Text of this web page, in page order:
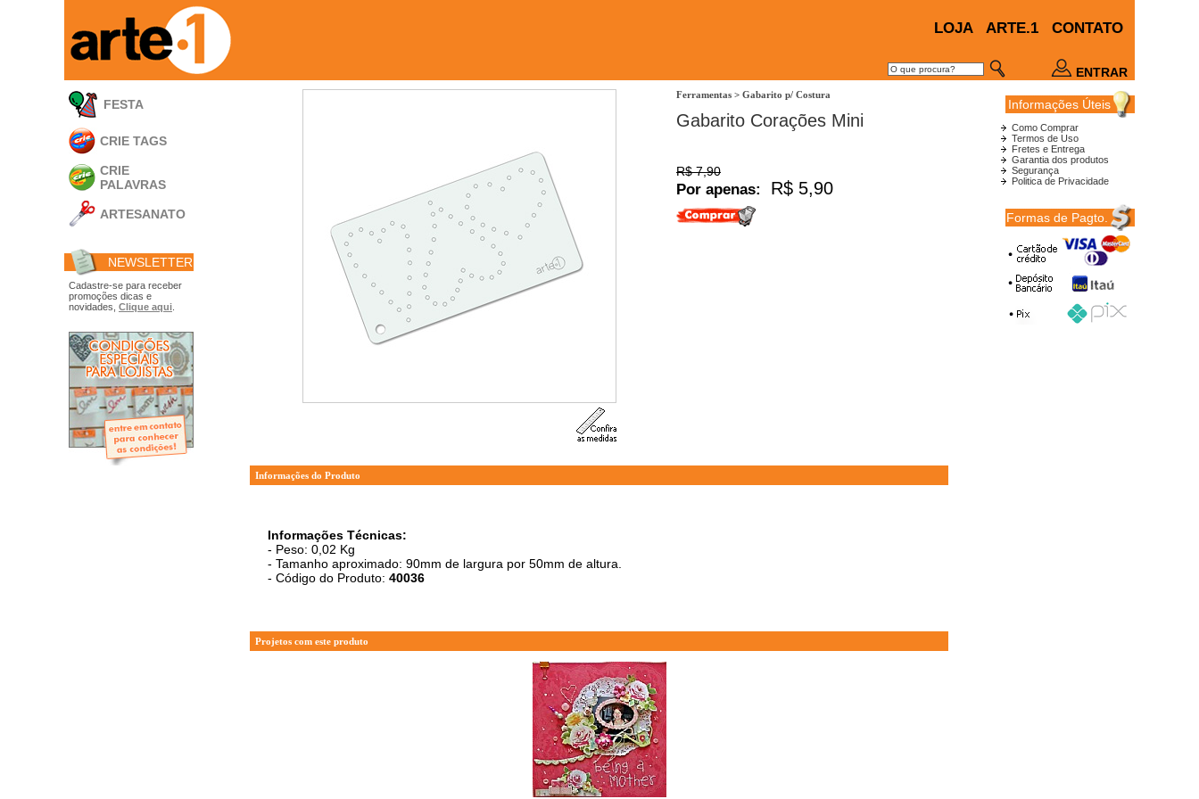
LOJA ARTE.1 CONTATO
ENTRAR
FESTA
CRIE TAGS
CRIE
PALAVRAS
ARTESANATO
Acrílico
Porta Retratos
Ferramentas
- Carimbões
- Embalagens
- Máscaras
- Espátulas
- Diversos
Álbuns
- Mini-Álbuns
- Páginas Mini
- Páginas Scrap
- Argolas
NEWSLETTER
Cadastre-se para receber
promoções dicas e
novidades, Clique aqui
Ferramentas > Gabarito p/ Costura
Gabarito Corações Mini
R$ 7,90
Por apenas: R$ 5,90
Informações do Produto
Informações Técnicas:
- Peso: 0,02 Kg
- Tamanho aproximado: 90mm de largura por 50mm de altura.
- Código do Produto: 40036
Projetos com este produto
Informações Úteis
Como Comprar
Termos de Uso
Fretes e Entrega
Garantia dos produtos
Segurança
Politica de Privacidade
Formas de Pagto.